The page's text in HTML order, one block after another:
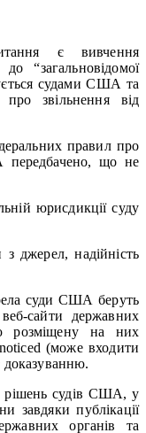
є вивчення
“загальновідомої
судами США та
звільнення від
правил про
передбачено, що не
юрисдикції суду
джерел, надійність
суди США беруть
сайти державних
розміщену на них
(може входити
доказуванню.
рішень судів США, у
завдяки публікації
органів та